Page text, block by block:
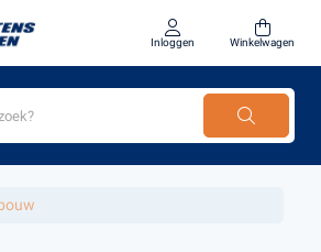
Inloggen Winkelwagen